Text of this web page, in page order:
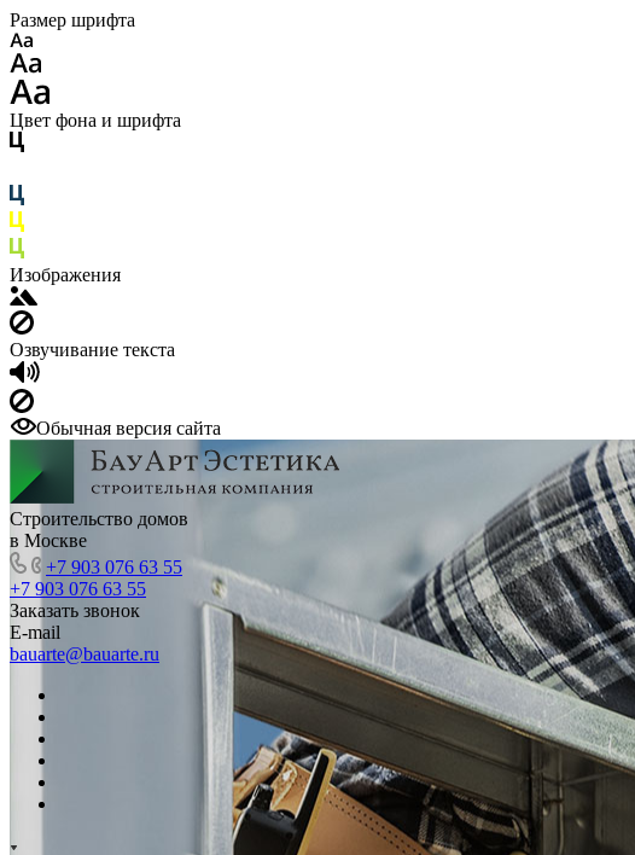
Размер шрифта
Цвет фона и шрифта
Изображения
Озвучивание текста
Обычная версия сайта
Строительство домов
в Москве
+7 903 076 63 55
+7 903 076 63 55
Заказать звонок
E-mail
bauarte@bauarte.ru